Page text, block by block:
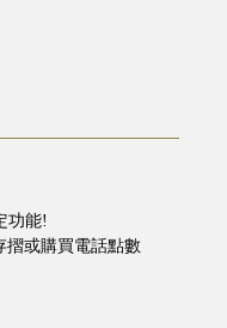
功能!
摺或購買電話點數